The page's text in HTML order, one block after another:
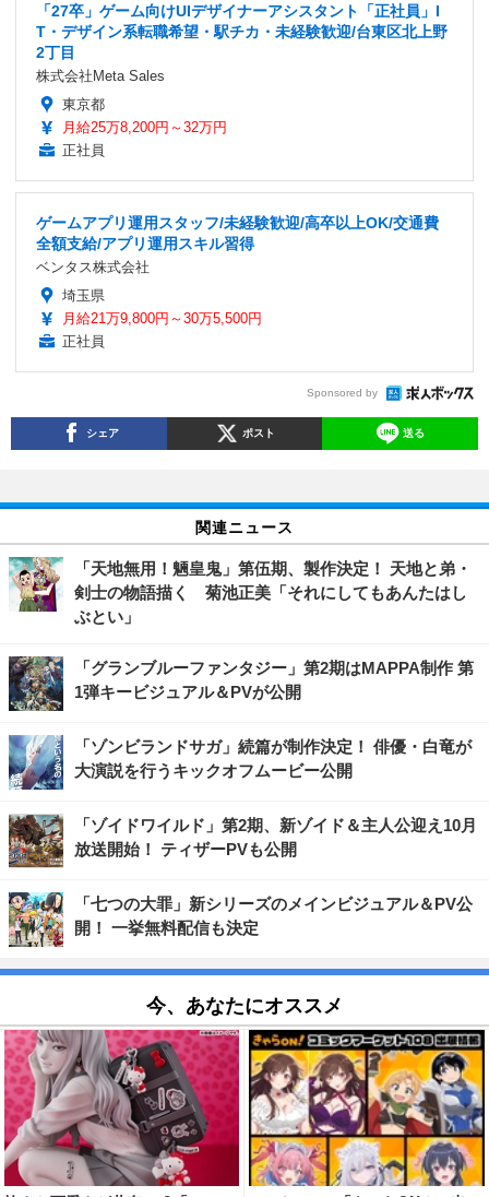
「27卒」ゲーム向けUIデザイナーアシスタント「正社員」I
T・デザイン系転職希望・駅チカ・未経験歓迎/台東区北上野
2丁目
株式会社Meta Sales
東京都
月給25万8,200円～32万円
正社員
ゲームアプリ運用スタッフ/未経験歓迎/高卒以上OK/交通費
全額支給/アプリ運用スキル習得
ベンタス株式会社
埼玉県
月給21万9,800円～30万5,500円
正社員
Sponsored by
シェア ポスト 送る
関連ニュース
「天地無用！魎皇鬼」第伍期、製作決定！ 天地と弟・
剣士の物語描く 菊池正美「それにしてもあんたはし
ぶとい」
「グランブルーファンタジー」第2期はMAPPA制作 第
1弾キービジュアル＆PVが公開
「ゾンビランドサガ」続篇が制作決定！ 俳優・白竜が
大演説を行うキックオフムービー公開
「ゾイドワイルド」第2期、新ゾイド＆主人公迎え10月
放送開始！ ティザーPVも公開
「七つの大罪」新シリーズのメインビジュアル＆PV公
開！ 一挙無料配信も決定
今、あなたにオススメ